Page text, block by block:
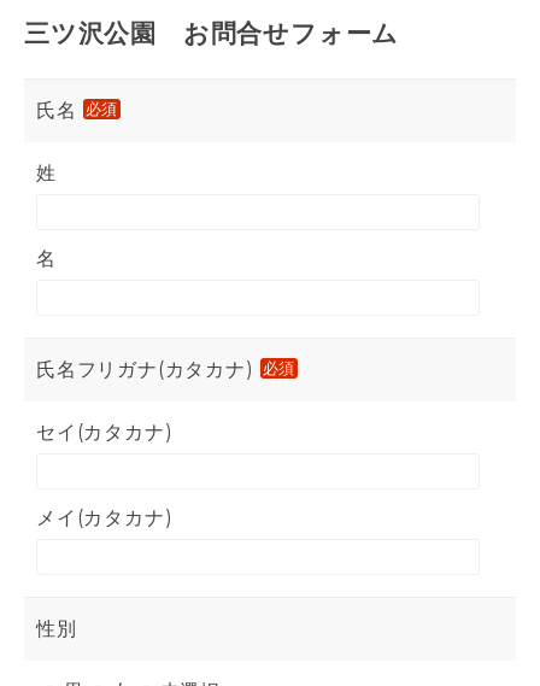
三ツ沢公園 お問合せフォーム
氏名 必須
姓
名
氏名フリガナ(カタカナ) 必須
セイ(カタカナ)
メイ(カタカナ)
性別